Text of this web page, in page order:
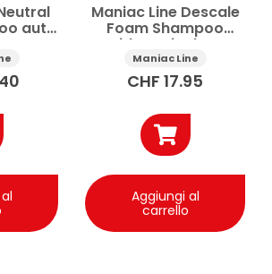
auto
Maniac Line Descale
Foam Shampoo
acido anticalcare
auto 1 l
Maniac Line
CHF 17.95
Aggiungi al
carrello